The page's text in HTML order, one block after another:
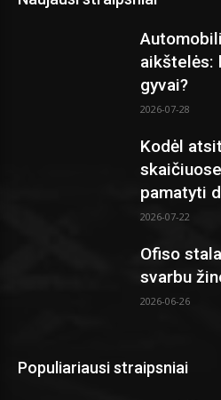
aikštelės:
gyvai?
2026-07-28
Kodėl
pamatyti
2026-07-22
Ofiso
svarbu
2026-06-26
Populiariausi straipsniai